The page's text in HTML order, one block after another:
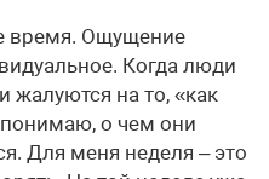
время. Ощущение
Когда люди
жалуются на то, «как
о чем они
Для меня неделя – это